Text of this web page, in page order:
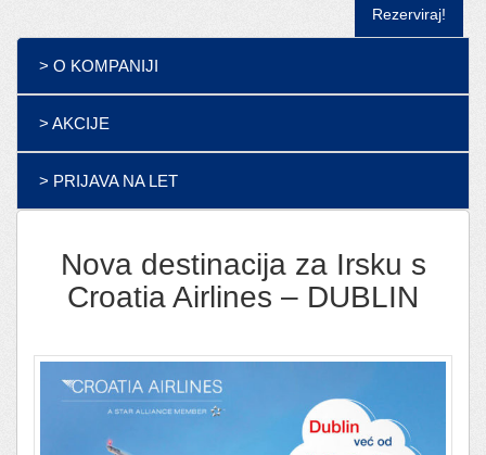
Rezerviraj!
> O KOMPANIJI
> AKCIJE
> PRIJAVA NA LET
Nova destinacija za Irsku s
Croatia Airlines – DUBLIN